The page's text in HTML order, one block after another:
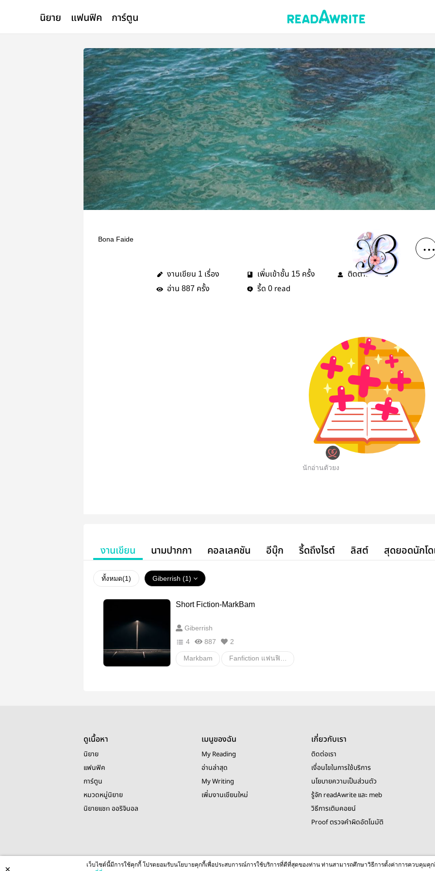
นิยาย แฟนฟิค การ์ตูน
Bona Faide
งานเขียน 1 เรื่อง เพิ่มเข้าชั้น 15 ครั้ง ติดตาม1คน
อ่าน 887 ครั้ง รี้ด 0 read
นักอ่านตัวยง
งานเขียน นามปากกา คอลเลคชัน อีบุ๊ก รี้ดถึงไรต์ ลิสต์ สุดยอดนักโ
ทั้งหมด(1) Giberrish (1)
Short Fiction-MarkBam
Giberrish
4
887 2
Markbam
ดูเนื้อหา
นิยาย
แฟนฟิค
การ์ตูน
หมวดหมู่นิยาย
นิยายแชท ออริจินอล
เมนูของฉัน
My Reading
อ่านล่าสุด
My Writing
เพิ่มงานเขียนใหม่
เกี่ยวกับเรา
ติดต่อเรา
เงื่อนไขในการใช้บริการ
นโยบายความเป็นส่วนตัว
รู้จัก readAwrite และ meb
วิธีการเติมคอยน์
Proof ตรวจคำผิดอัตโนมัติ
© 2026 readAwrite.com by MEB Corporation Public Company Limited
This site is protected by reCAPTCHA and the Google
เว็บไซต์นี้มีการใช้คุกกี้ โปรดยอมรับนโยบายคุกกี้เพื่อประสบการณ์การใช้บริการที่ดีที่สุดของท่าน ท่านสามารถศึกษาวิธีการตั้งค่าการควบคุมคุ